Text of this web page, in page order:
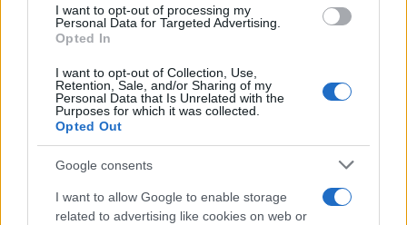
I want to opt-out of processing my
Personal Data for Targeted Advertising.
Opted In
I want to opt-out of Collection, Use,
Retention, Sale, and/or Sharing of my
Personal Data that Is Unrelated with the
Purposes for which it was collected.
Opted Out
Google consents
I want to allow Google to enable storage
related to advertising like cookies on web or
Οθωμανούς
Βουλγαρία: Ουκρανικό drone εξερράγη
δίπλα στον αγωγό Trans-Balkan